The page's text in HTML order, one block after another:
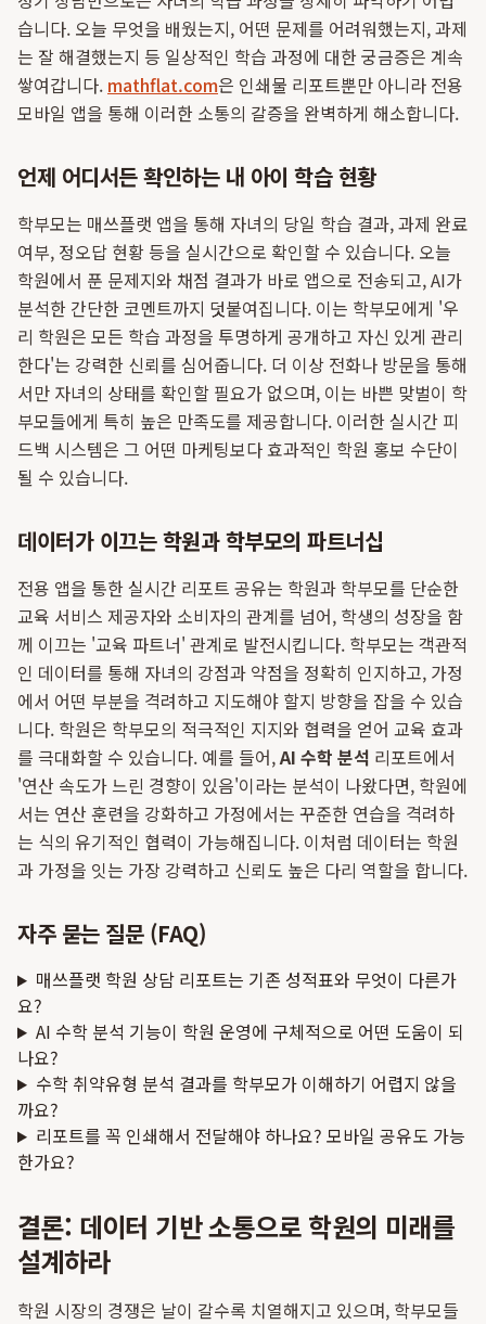
습니다. 오늘 무엇을 배웠는지, 어떤 문제를 어려워했는지, 과제
는 잘 해결했는지 등 일상적인 학습 과정에 대한 궁금증은 계속
쌓여갑니다. mathflat.com은 인쇄물 리포트뿐만 아니라 전용
모바일 앱을 통해 이러한 소통의 갈증을 완벽하게 해소합니다.
언제 어디서든 확인하는 내 아이 학습 현황
학부모는 매쓰플랫 앱을 통해 자녀의 당일 학습 결과, 과제 완료
여부, 정오답 현황 등을 실시간으로 확인할 수 있습니다. 오늘
학원에서 푼 문제지와 채점 결과가 바로 앱으로 전송되고, AI가
분석한 간단한 코멘트까지 덧붙여집니다. 이는 학부모에게 '우
리 학원은 모든 학습 과정을 투명하게 공개하고 자신 있게 관리
한다'는 강력한 신뢰를 심어줍니다. 더 이상 전화나 방문을 통해
서만 자녀의 상태를 확인할 필요가 없으며, 이는 바쁜 맞벌이 학
부모들에게 특히 높은 만족도를 제공합니다. 이러한 실시간 피
드백 시스템은 그 어떤 마케팅보다 효과적인 학원 홍보 수단이
될 수 있습니다.
데이터가 이끄는 학원과 학부모의 파트너십
전용 앱을 통한 실시간 리포트 공유는 학원과 학부모를 단순한
교육 서비스 제공자와 소비자의 관계를 넘어, 학생의 성장을 함
께 이끄는 '교육 파트너' 관계로 발전시킵니다. 학부모는 객관적
인 데이터를 통해 자녀의 강점과 약점을 정확히 인지하고, 가정
에서 어떤 부분을 격려하고 지도해야 할지 방향을 잡을 수 있습
니다. 학원은 학부모의 적극적인 지지와 협력을 얻어 교육 효과
를 극대화할 수 있습니다. 예를 들어,AI 수학 분석 리포트에서
'연산 속도가 느린 경향이 있음'이라는 분석이 나왔다면, 학원에
서는 연산 훈련을 강화하고 가정에서는 꾸준한 연습을 격려하
는 식의 유기적인 협력이 가능해집니다. 이처럼 데이터는 학원
과 가정을 잇는 가장 강력하고 신뢰도 높은 다리 역할을 합니다.
자주 묻는 질문 (FAQ)
매쓰플랫 학원 상담 리포트는 기존 성적표와 무엇이 다른가
요?
AI 수학 분석 기능이 학원 운영에 구체적으로 어떤 도움이 되
나요?
수학 취약유형 분석 결과를 학부모가 이해하기 어렵지 않을
까요?
리포트를 꼭 인쇄해서 전달해야 하나요? 모바일 공유도 가능
한가요?
결론: 데이터 기반 소통으로 학원의 미래를
설계하라
학원 시장의 경쟁은 날이 갈수록 치열해지고 있으며, 학부모들